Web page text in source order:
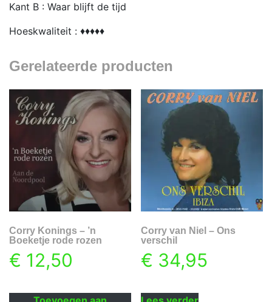
Kant B : Waar blijft de tijd
Hoeskwaliteit : ♦♦♦♦♦
Gerelateerde producten
Corry Konings – ’n
Boeketje rode rozen
€ 12,50
Corry van Niel – Ons
verschil
€ 34,95